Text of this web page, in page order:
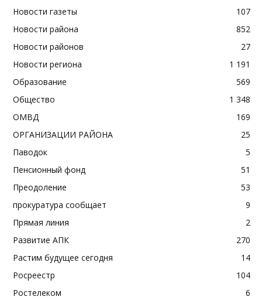
Новости газеты
107
Новости района
852
Новости районов
27
Новости региона
1 191
Образование
569
Общество
1 348
ОМВД
169
ОРГАНИЗАЦИИ РАЙОНА
25
Паводок
5
Пенсионный фонд
51
Преодоление
53
прокуратура сообщает
9
Прямая линия
2
Развитие АПК
270
Растим будущее сегодня
14
Росреестр
104
Ростелеком
6